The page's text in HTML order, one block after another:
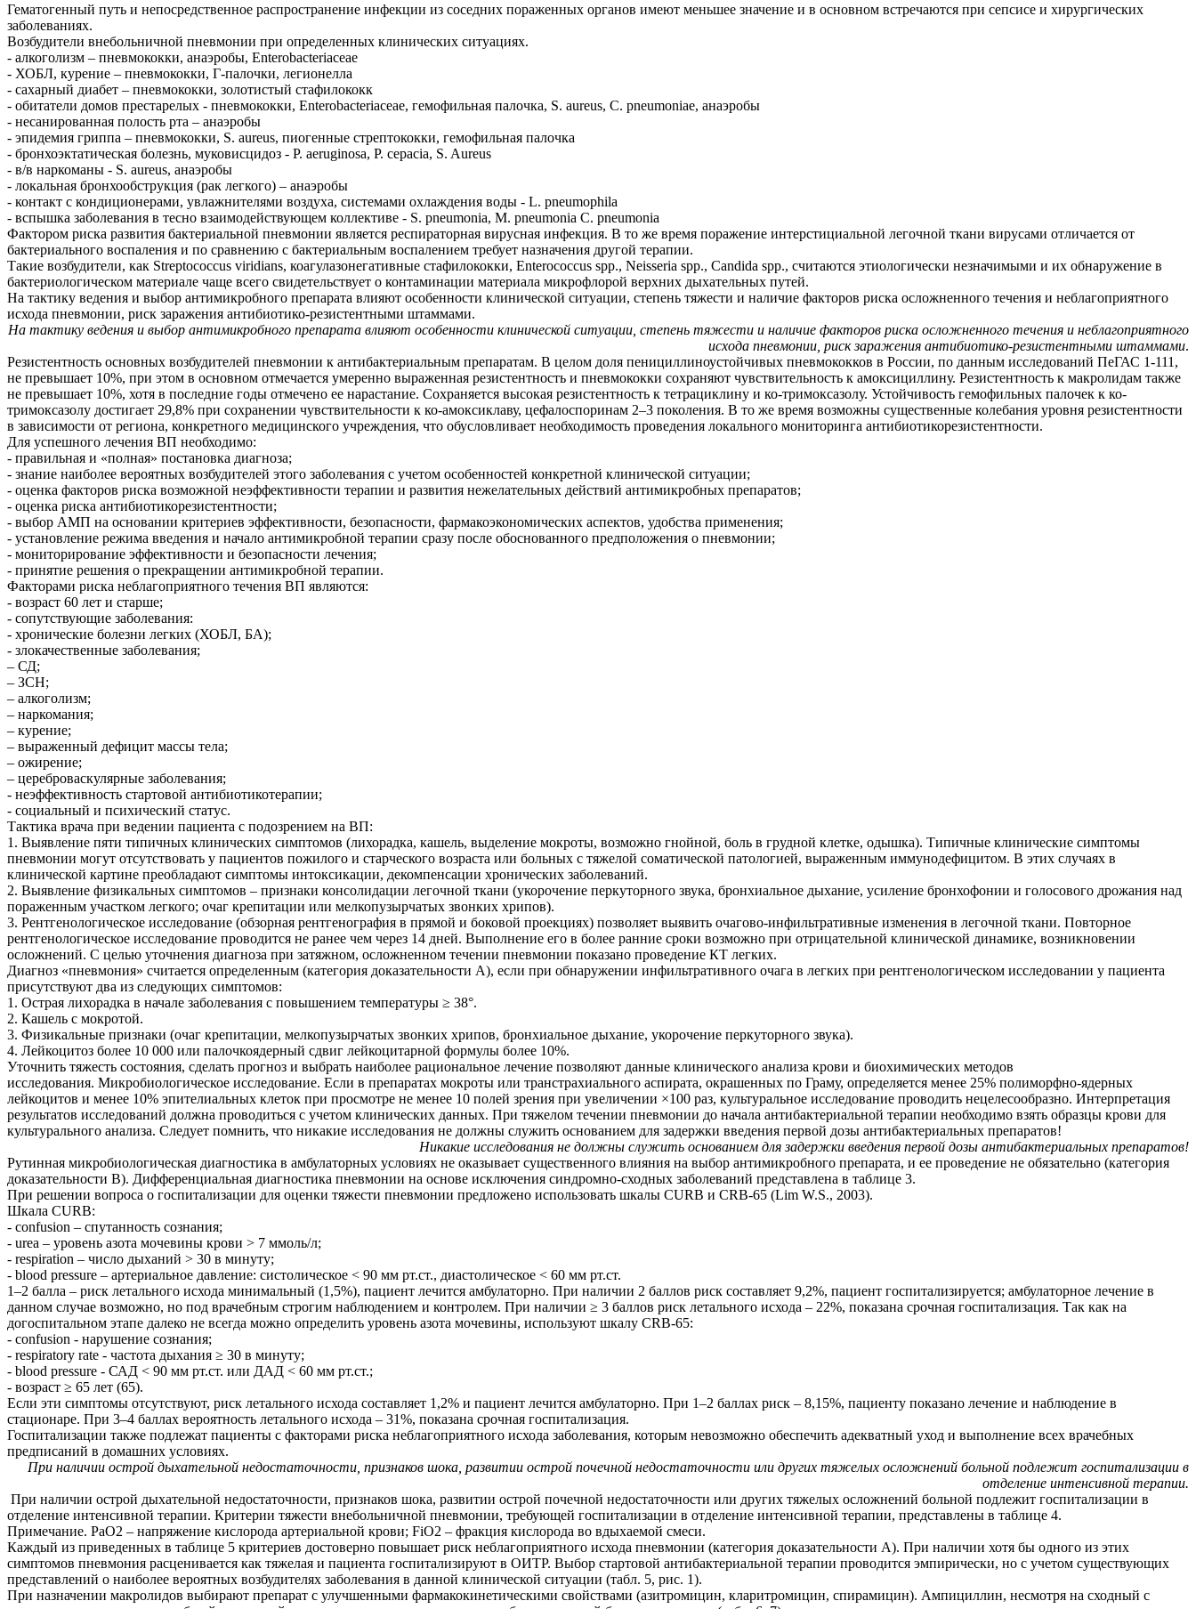
Гематогенный путь и непосредственное распространение инфекции из соседних пораженных органов имеют меньшее значение и в основном встречаются при сепсисе и хирургических
заболеваниях.
Возбудители внебольничной пневмонии при определенных клинических ситуациях.
- алкоголизм – пневмококки, анаэробы, Enterobacteriaceae
- ХОБЛ, курение – пневмококки, Г-палочки, легионелла
- сахарный диабет – пневмококки, золотистый стафилококк
- обитатели домов престарелых - пневмококки, Enterobacteriaceae, гемофильная палочка, S. aureus, C. рneumoniae, анаэробы
- несанированная полость рта – анаэробы
- эпидемия гриппа – пневмококки, S. aureus, пиогенные стрептококки, гемофильная палочка
- бронхоэктатическая болезнь, муковисцидоз - P. aeruginosa, P. cepacia, S. Aureus
- в/в наркоманы - S. aureus, анаэробы
- локальная бронхообструкция (рак легкого) – анаэробы
- контакт с кондиционерами, увлажнителями воздуха, системами охлаждения воды - L. pneumophila
- вспышка заболевания в тесно взаимодействующем коллективе - S. pneumonia, M. pneumonia C. pneumonia
Фактором риска развития бактериальной пневмонии является респираторная вирусная инфекция. В то же время поражение интерстициальной легочной ткани вирусами отличается от
бактериального воспаления и по сравнению с бактериальным воспалением требует назначения другой терапии.
Такие возбудители, как Streptococcus viridians, коагулазонегативные стафилококки, Enterococcus spp., Neisseria spp., Candida spp., считаются этиологически незначимыми и их обнаружение в
бактериологическом материале чаще всего свидетельствует о контаминации материала микрофлорой верхних дыхательных путей.
На тактику ведения и выбор антимикробного препарата влияют особенности клинической ситуации, степень тяжести и наличие факторов риска осложненного течения и неблагоприятного
исхода пневмонии, риск заражения антибиотико-резистентными штаммами.
На тактику ведения и выбор антимикробного препарата влияют особенности клинической ситуации, степень тяжести и наличие факторов риска осложненного течения и неблагоприятного
исхода пневмонии, риск заражения антибиотико-резистентными штаммами.
Резистентность основных возбудителей пневмонии к антибактериальным препаратам. В целом доля пенициллиноустойчивых пневмококков в России, по данным исследований ПеГАС 1-111,
не превышает 10%, при этом в основном отмечается умеренно выраженная резистентность и пневмококки сохраняют чувствительность к амоксициллину. Резистентность к макролидам также
не превышает 10%, хотя в последние годы отмечено ее нарастание. Сохраняется высокая резистентность к тетрациклину и ко-тримоксазолу. Устойчивость гемофильных палочек к ко-
тримоксазолу достигает 29,8% при сохранении чувствительности к ко-амоксиклаву, цефалоспоринам 2–3 поколения. В то же время возможны существенные колебания уровня резистентности
в зависимости от региона, конкретного медицинского учреждения, что обусловливает необходимость проведения локального мониторинга антибиотикорезистентности.
Для успешного лечения ВП необходимо:
- правильная и «полная» постановка диагноза;
- знание наиболее вероятных возбудителей этого заболевания с учетом особенностей конкретной клинической ситуации;
- оценка факторов риска возможной неэффективности терапии и развития нежелательных действий антимикробных препаратов;
- оценка риска антибиотикорезистентности;
- выбор АМП на основании критериев эффективности, безопасности, фармакоэкономических аспектов, удобства применения;
- установление режима введения и начало антимикробной терапии сразу после обоснованного предположения о пневмонии;
- мониторирование эффективности и безопасности лечения;
- принятие решения о прекращении антимикробной терапии.
Факторами риска неблагоприятного течения ВП являются:
- возраст 60 лет и старше;
- сопутствующие заболевания:
- хронические болезни легких (ХОБЛ, БА);
- злокачественные заболевания;
– СД;
– ЗСН;
– алкоголизм;
– наркомания;
– курение;
– выраженный дефицит массы тела;
– ожирение;
– цереброваскулярные заболевания;
- неэффективность стартовой антибиотикотерапии;
- социальный и психический статус.
Тактика врача при ведении пациента с подозрением на ВП:
1. Выявление пяти типичных клинических симптомов (лихорадка, кашель, выделение мокроты, возможно гнойной, боль в грудной клетке, одышка). Типичные клинические симптомы
пневмонии могут отсутствовать у пациентов пожилого и старческого возраста или больных с тяжелой соматической патологией, выраженным иммунодефицитом. В этих случаях в
клинической картине преобладают симптомы интоксикации, декомпенсации хронических заболеваний.
2. Выявление физикальных симптомов – признаки консолидации легочной ткани (укорочение перкуторного звука, бронхиальное дыхание, усиление бронхофонии и голосового дрожания над
пораженным участком легкого; очаг крепитации или мелкопузырчатых звонких хрипов).
3. Рентгенологическое исследование (обзорная рентгенография в прямой и боковой проекциях) позволяет выявить очагово-инфильтративные изменения в легочной ткани. Повторное
рентгенологическое исследование проводится не ранее чем через 14 дней. Выполнение его в более ранние сроки возможно при отрицательной клинической динамике, возникновении
осложнений. С целью уточнения диагноза при затяжном, осложненном течении пневмонии показано проведение КТ легких.
Диагноз «пневмония» считается определенным (категория доказательности А), если при обнаружении инфильтративного очага в легких при рентгенологическом исследовании у пациента
присутствуют два из следующих симптомов:
1. Острая лихорадка в начале заболевания с повышением температуры ≥ 38°.
2. Кашель с мокротой.
3. Физикальные признаки (очаг крепитации, мелкопузырчатых звонких хрипов, бронхиальное дыхание, укорочение перкуторного звука).
4. Лейкоцитоз более 10 000 или палочкоядерный сдвиг лейкоцитарной формулы более 10%.
Уточнить тяжесть состояния, сделать прогноз и выбрать наиболее рациональное лечение позволяют данные клинического анализа крови и биохимических методов
исследования. Микробиологическое исследование. Если в препаратах мокроты или транстрахиального аспирата, окрашенных по Граму, определяется менее 25% полиморфно-ядерных
лейкоцитов и менее 10% эпителиальных клеток при просмотре не менее 10 полей зрения при увеличении ×100 раз, культуральное исследование проводить нецелесообразно. Интерпретация
результатов исследований должна проводиться с учетом клинических данных. При тяжелом течении пневмонии до начала антибактериальной терапии необходимо взять образцы крови для
культурального анализа. Следует помнить, что никакие исследования не должны служить основанием для задержки введения первой дозы антибактериальных препаратов!
Никакие исследования не должны служить основанием для задержки введения первой дозы антибактериальных препаратов!
Рутинная микробиологическая диагностика в амбулаторных условиях не оказывает существенного влияния на выбор антимикробного препарата, и ее проведение не обязательно (категория
доказательности В). Дифференциальная диагностика пневмонии на основе исключения синдромно-сходных заболеваний представлена в таблице 3.
При решении вопроса о госпитализации для оценки тяжести пневмонии предложено использовать шкалы CURB и CRB-65 (Lim W.S., 2003).
Шкала CURB:
- confusion – спутанность сознания;
- urea – уровень азота мочевины крови > 7 ммоль/л;
- respiration – число дыханий > 30 в минуту;
- blood pressure – артериальное давление: систолическое < 90 мм рт.ст., диастолическое < 60 мм рт.ст.
1–2 балла – риск летального исхода минимальный (1,5%), пациент лечится амбулаторно. При наличии 2 баллов риск составляет 9,2%, пациент госпитализируется; амбулаторное лечение в
данном случае возможно, но под врачебным строгим наблюдением и контролем. При наличии ≥ 3 баллов риск летального исхода – 22%, показана срочная госпитализация. Так как на
догоспитальном этапе далеко не всегда можно определить уровень азота мочевины, используют шкалу CRB-65:
- confusion - нарушение сознания;
- respiratory rate - частота дыхания ≥ 30 в минуту;
- blood pressure - САД < 90 мм рт.ст. или ДАД < 60 мм рт.ст.;
- возраст ≥ 65 лет (65).
Если эти симптомы отсутствуют, риск летального исхода составляет 1,2% и пациент лечится амбулаторно. При 1–2 баллах риск – 8,15%, пациенту показано лечение и наблюдение в
стационаре. При 3–4 баллах вероятность летального исхода – 31%, показана срочная госпитализация.
Госпитализации также подлежат пациенты с факторами риска неблагоприятного исхода заболевания, которым невозможно обеспечить адекватный уход и выполнение всех врачебных
предписаний в домашних условиях.
При наличии острой дыхательной недостаточности, признаков шока, развитии острой почечной недостаточности или других тяжелых осложнений больной подлежит госпитализации в
отделение интенсивной терапии.
При наличии острой дыхательной недостаточности, признаков шока, развитии острой почечной недостаточности или других тяжелых осложнений больной подлежит госпитализации в
отделение интенсивной терапии. Критерии тяжести внебольничной пневмонии, требующей госпитализации в отделение интенсивной терапии, представлены в таблице 4.
Примечание. РаО2 – напряжение кислорода артериальной крови; FiO2 – фракция кислорода во вдыхаемой смеси.
Каждый из приведенных в таблице 5 критериев достоверно повышает риск неблагоприятного исхода пневмонии (категория доказательности А). При наличии хотя бы одного из этих
симптомов пневмония расценивается как тяжелая и пациента госпитализируют в ОИТР. Выбор стартовой антибактериальной терапии проводится эмпирически, но с учетом существующих
представлений о наиболее вероятных возбудителях заболевания в данной клинической ситуации (табл. 5, рис. 1).
При назначении макролидов выбирают препарат с улучшенными фармакокинетическими свойствами (азитромицин, кларитромицин, спирамицин). Ампициллин, несмотря на сходный с